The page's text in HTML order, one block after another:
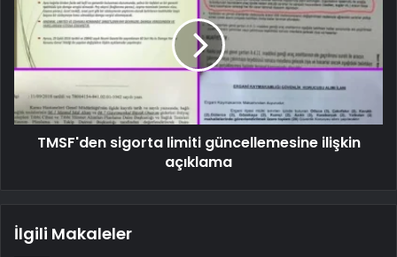
TMSF'den sigorta limiti güncellemesine ilişkin
açıklama
İlgili Makaleler